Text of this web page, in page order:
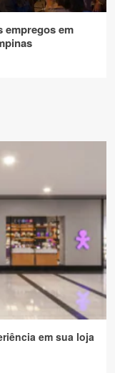
empregos em
em sua loja